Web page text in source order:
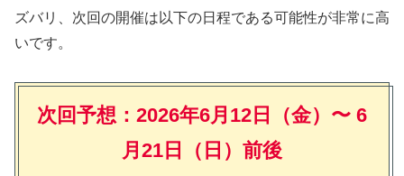
ズバリ、次回の開催は以下の日程である可能性が非常に高
いです。
次回予想：2026年6月12日（金）〜 6
月21日（日）前後